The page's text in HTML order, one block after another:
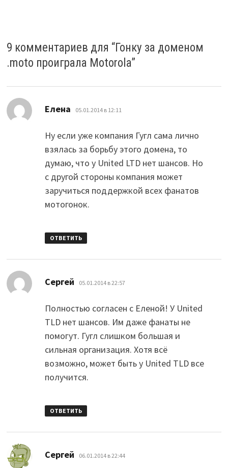
9 комментариев для “Гонку за доменом
.moto проиграла Motorola”
Елена 05.01.2014 в 12:11
Ну если уже компания Гугл сама лично
взялась за борьбу этого домена, то
думаю, что у United LTD нет шансов. Но
с другой стороны компания может
заручиться поддержкой всех фанатов
мотогонок.
ОТВЕТИТЬ
Сергей 05.01.2014 в 22:57
Полностью согласен с Еленой! У United
TLD нет шансов. Им даже фанаты не
помогут. Гугл слишком большая и
сильная организация. Хотя всё
возможно, может быть у United TLD все
получится.
ОТВЕТИТЬ
Сергей 06.01.2014 в 22:44